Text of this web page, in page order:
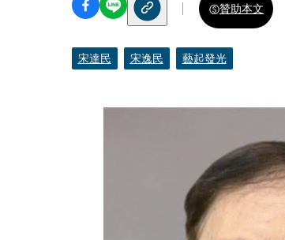
贊助本文
宋達民 宋逸民 藝起發光